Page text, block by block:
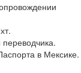
в Мексике.